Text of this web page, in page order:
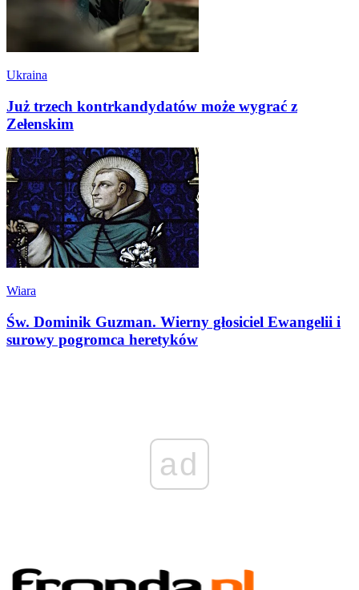
Ukraina
Już trzech kontrkandydatów może wygrać z
Zełenskim
Wiara
Św. Dominik Guzman. Wierny głosiciel Ewangelii i
surowy pogromca heretyków
ad